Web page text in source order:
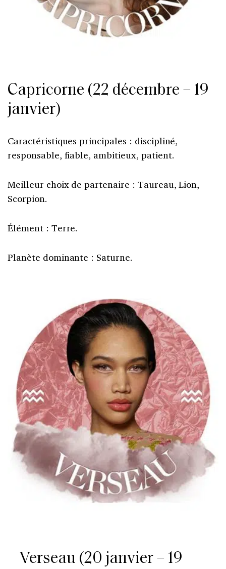
Capricorne (22 décembre – 19
janvier)
Caractéristiques principales : discipliné,
responsable, fiable, ambitieux, patient.
Meilleur choix de partenaire : Taureau, Lion,
Scorpion.
Élément : Terre.
Planète dominante : Saturne.
Verseau (20 janvier – 19